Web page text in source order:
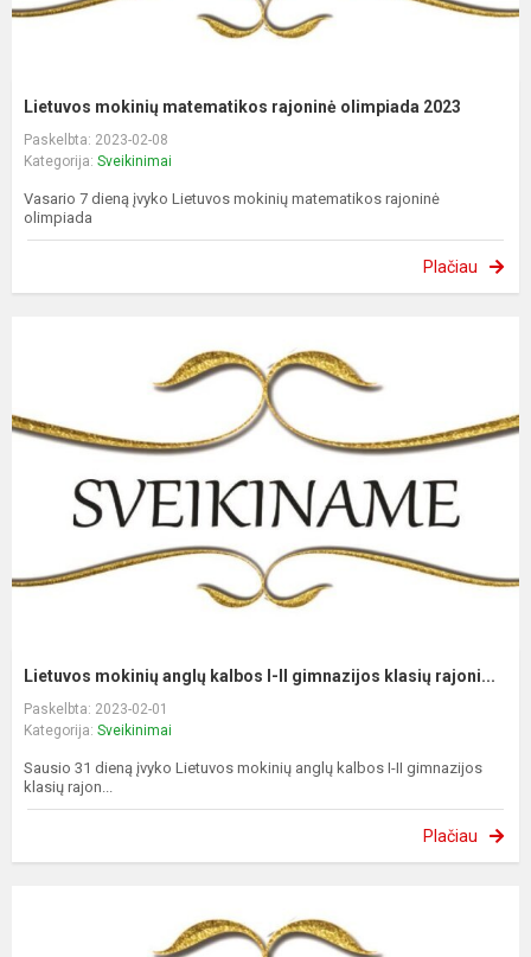
Lietuvos mokinių matematikos rajoninė olimpiada 2023
Paskelbta: 2023-02-08
Kategorija: Sveikinimai
Vasario 7 dieną įvyko Lietuvos mokinių matematikos rajoninė
olimpiada
Plačiau
Lietuvos mokinių anglų kalbos I-II gimnazijos klasių rajoni...
Paskelbta: 2023-02-01
Kategorija: Sveikinimai
Sausio 31 dieną įvyko Lietuvos mokinių anglų kalbos I-II gimnazijos
klasių rajon...
Plačiau